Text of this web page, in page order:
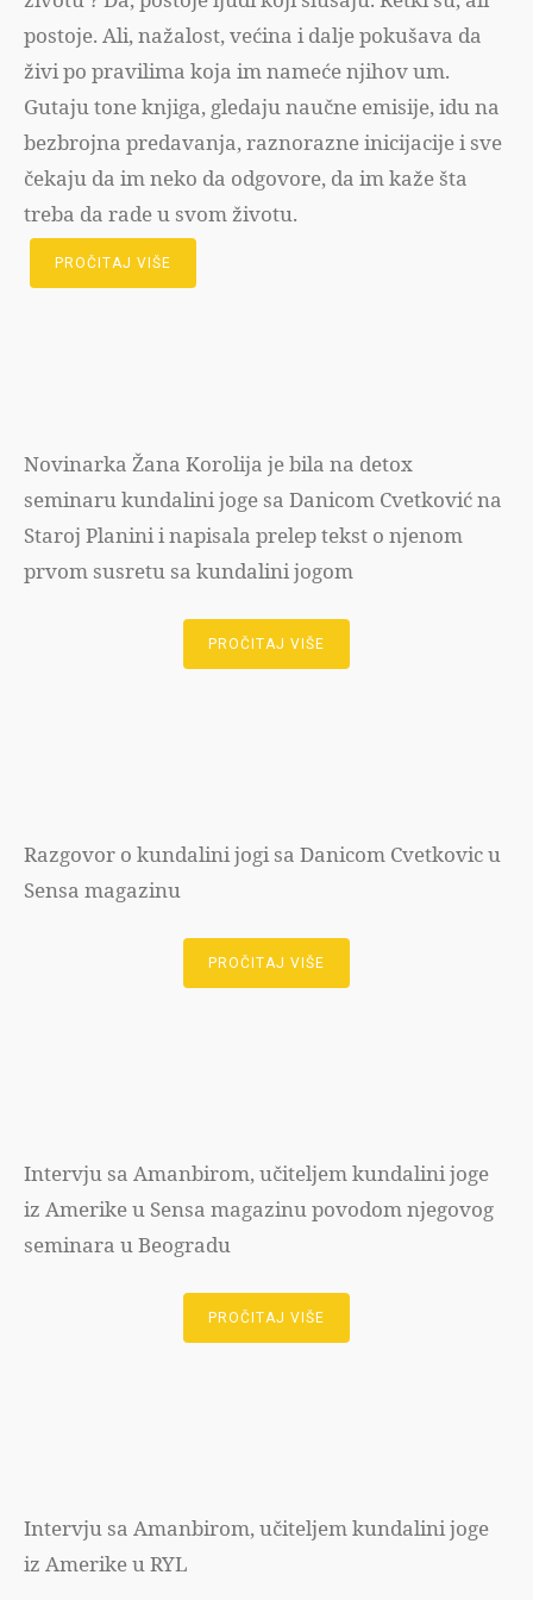
postoje. Ali, nažalost, većina i dalje pokušava da
živi po pravilima koja im nameće njihov um.
Gutaju tone knjiga, gledaju naučne emisije, idu na
bezbrojna predavanja, raznorazne inicijacije i sve
čekaju da im neko da odgovore, da im kaže šta
treba da rade u svom životu.
PROČITAJ VIŠE
Novinarka Žana Korolija je bila na detox
seminaru kundalini joge sa Danicom Cvetković na
Staroj Planini i napisala prelep tekst o njenom
prvom susretu sa kundalini jogom
PROČITAJ VIŠE
Razgovor o kundalini jogi sa Danicom Cvetkovic u
Sensa magazinu
PROČITAJ VIŠE
Intervju sa Amanbirom, učiteljem kundalini joge
iz Amerike u Sensa magazinu povodom njegovog
seminara u Beogradu
PROČITAJ VIŠE
Intervju sa Amanbirom, učiteljem kundalini joge
iz Amerike u RYL